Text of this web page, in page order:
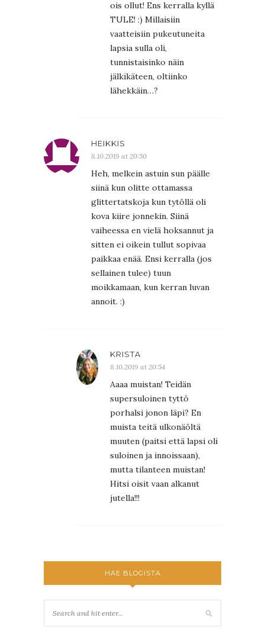
ois ollut! Ens kerralla kyllä
TULE! :) Millaisiin
vaatteisiin pukeutuneita
lapsia sulla oli,
tunnistaisinko näin
jälkikäteen, oltiinko
lähekkäin…?
HEIKKIS
8.10.2019 at 20:50
Heh, melkein astuin sun päälle
siinä kun olitte ottamassa
glittertatskoja kun tytöllä oli
kova kiire jonnekin. Siinä
vaiheessa en vielä hoksannut ja
sitten ei oikein tullut sopivaa
paikkaa enää. Ensi kerralla (jos
sellainen tulee) tuun
moikkamaan, kun kerran luvan
annoit. :)
KRISTA
8.10.2019 at 20:54
Aaaa muistan! Teidän
supersuloinen tyttö
porhalsi jonon läpi? En
muista teitä ulkonäöltä
muuten (paitsi että lapsi oli
suloinen ja innoissaan),
mutta tilanteen muistan!
Hitsi oisit vaan alkanut
jutella!!!
HAE BLOGISTA